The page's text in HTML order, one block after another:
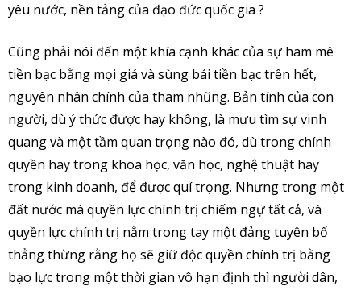
yêu nước, nền tảng của đạo đức quốc gia ?
Cũng phải nói đến một khía cạnh khác của sự ham mê
tiền bạc bằng mọi giá và sùng bái tiền bạc trên hết,
nguyên nhân chính của tham nhũng. Bản tính của con
người, dù ý thức được hay không, là mưu tìm sự vinh
quang và một tầm quan trọng nào đó, dù trong chính
quyền hay trong khoa học, văn học, nghệ thuật hay
trong kinh doanh, để được quí trọng. Nhưng trong một
đất nước mà quyền lực chính trị chiếm ngự tất cả, và
quyền lực chính trị nằm trong tay một đảng tuyên bố
thẳng thừng rằng họ sẽ giữ độc quyền chính trị bằng
bạo lực trong một thời gian vô hạn định thì người dân,